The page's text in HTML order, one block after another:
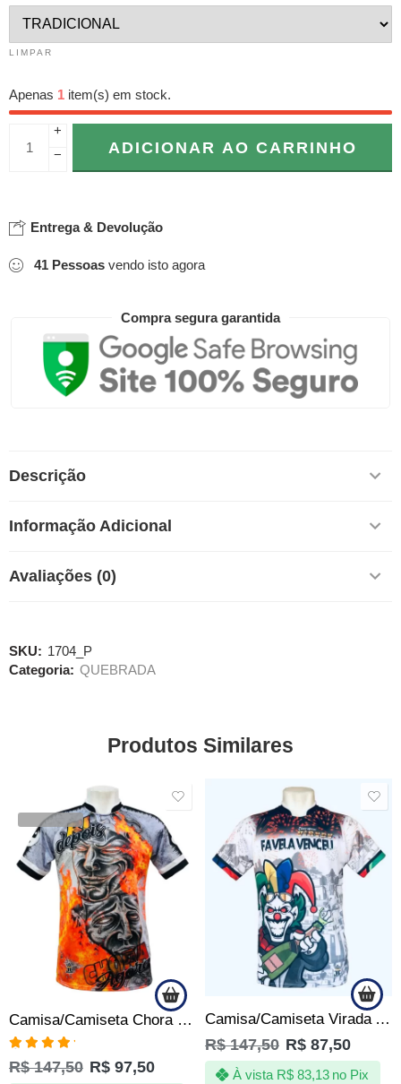
LIMPAR
Apenas 1 item(s) em stock.
+
−
ADICIONAR AO CARRINHO
Entrega & Devolução
41 Pessoas vendo isto agora
Compra segura garantida
Descrição
Informação Adicional
Avaliações (0)
SKU: 1704_P
Categoria: QUEBRADA
Produtos Similares
VENDIDOS
Camisa/Camiseta Chora agora Ri depois Fire
Avaliação
5.00de 5
R$147,50 R$ 97,50
Camisa/Camiseta Virada Ano Novo Reveillon
R$147,50 R$ 87,50
À vista R$83,13 no Pix